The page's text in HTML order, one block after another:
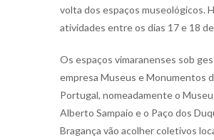
volta dos espaços museológicos.
atividades entre os dias 17 e 18 de
Os espaços vimaranenses sob
empresa Museus e Monumentos
Portugal, nomeadamente o
Alberto Sampaio e o Paço dos
Bragança vão acolher coletivos